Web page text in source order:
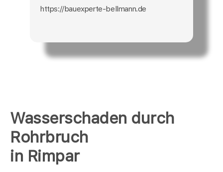
Wasserschaden durch
Rohrbruch
in Rimpar
https://bauexperte-bellmann.de